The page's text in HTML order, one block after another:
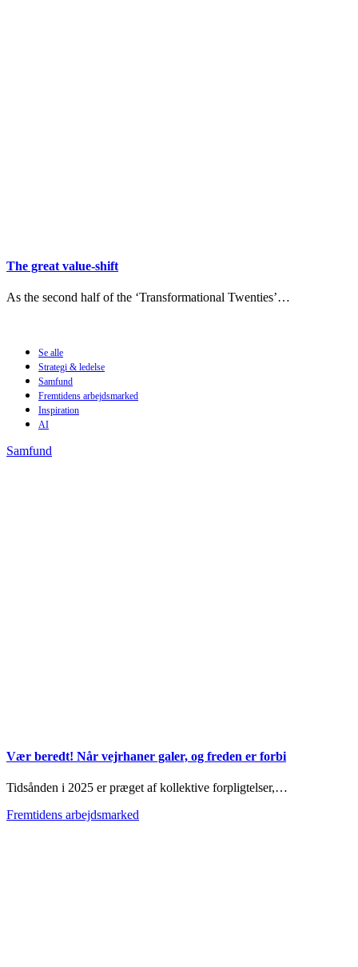
The great value-shift
As the second half of the ‘Transformational Twenties’…
Se alle
Strategi & ledelse
Samfund
Fremtidens arbejdsmarked
Inspiration
AI
Samfund
Vær beredt! Når vejrhaner galer, og freden er forbi
Tidsånden i 2025 er præget af kollektive forpligtelser,…
Fremtidens arbejdsmarked